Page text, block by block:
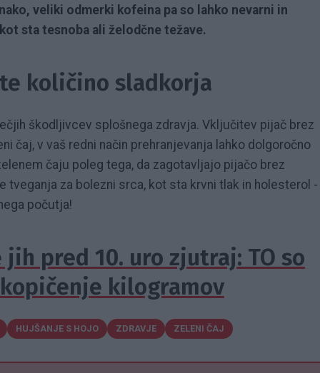
veliki odmerki kofeina pa so lahko nevarni in
sta tesnoba ali želodčne težave.
količino sladkorja
škodljivcev splošnega zdravja. Vključitev pijač brez
čaj, v vaš redni način prehranjevanja lahko dolgoročno
čaju poleg tega, da zagotavljajo pijačo brez
tveganja za bolezni srca, kot sta krvni tlak in holesterol -
počutja!
pred 10. uro zjutraj: TO so
kilogramov
HUJŠANJE S HOJO ZDRAVJE ZELENI ČAJ